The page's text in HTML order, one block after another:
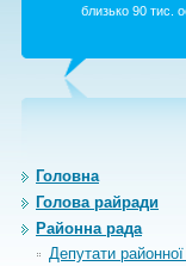
близько 90 тис.
Головна
Голова райради
Районна рада
Депутати